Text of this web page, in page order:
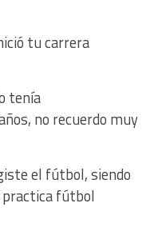
tu carrera
tenía
no recuerdo muy
el fútbol, siendo
practica fútbol